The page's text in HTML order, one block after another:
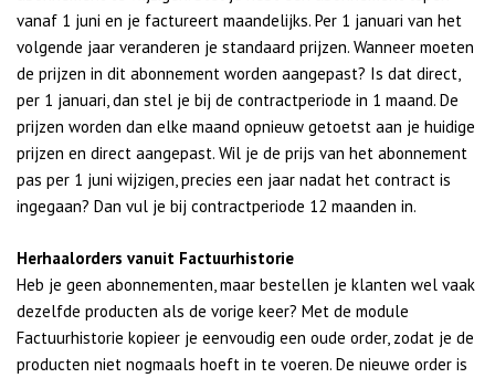
vanaf 1 juni en je factureert maandelijks. Per 1 januari van het
volgende jaar veranderen je standaard prijzen. Wanneer moeten
de prijzen in dit abonnement worden aangepast? Is dat direct,
per 1 januari, dan stel je bij de contractperiode in 1 maand. De
prijzen worden dan elke maand opnieuw getoetst aan je huidige
prijzen en direct aangepast. Wil je de prijs van het abonnement
pas per 1 juni wijzigen, precies een jaar nadat het contract is
ingegaan? Dan vul je bij contractperiode 12 maanden in.
Herhaalorders vanuit Factuurhistorie
Heb je geen abonnementen, maar bestellen je klanten wel vaak
dezelfde producten als de vorige keer? Met de module
Factuurhistorie kopieer je eenvoudig een oude order, zodat je de
producten niet nogmaals hoeft in te voeren. De nieuwe order is